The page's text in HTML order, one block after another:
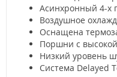
Асинхронный 4-х
Воздушное
Оснащена
Поршни с
Низкий уровень
Система Delayed